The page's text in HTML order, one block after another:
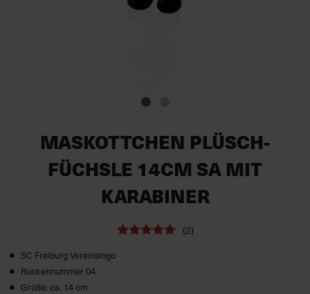
MASKOTTCHEN PLÜSCH-
FÜCHSLE 14CM SA MIT
KARABINER
(2)
SC Freiburg Vereinslogo
Rückennummer 04
Größe: ca. 14 cm